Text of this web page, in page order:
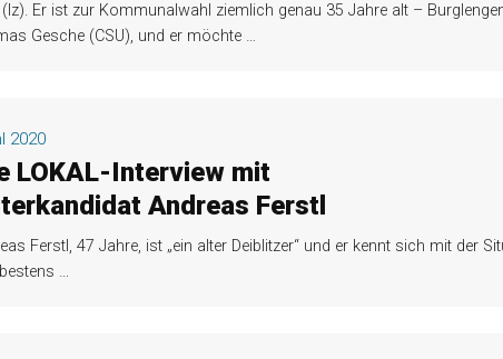
(lz). Er ist zur Kommunalwahl ziemlich genau 35 Jahre alt –
Gesche (CSU), und er möchte …
2020
LOKAL-Interview mit
Andreas Ferstl
Ferstl, 47 Jahre, ist „ein alter Deiblitzer“ und er kennt sich mit der
…